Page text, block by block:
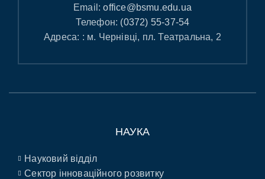
Email:office@bsmu.edu.ua
Телефон: (0372) 55-37-54
Адреса: : м. Чернівці, пл. Театральна, 2
НАУКА
Науковий відділ
Сектор інноваційного розвитку